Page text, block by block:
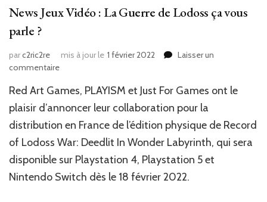
News Jeux Vidéo : La Guerre de Lodoss ça vous
parle ?
parc2ric2re mis à jour le 1 février 2022
Laisser un
commentairesur
Jeux
Vidéo
La
Guerre
ça
Red Art Games, PLAYISM et Just For Games ont le
plaisir d’annoncer leur collaboration pour la
distribution en France de l’édition physique de Record
of Lodoss War: Deedlit In Wonder Labyrinth, qui sera
disponible sur Playstation 4, Playstation 5 et
Nintendo Switch dès le 18 février 2022.